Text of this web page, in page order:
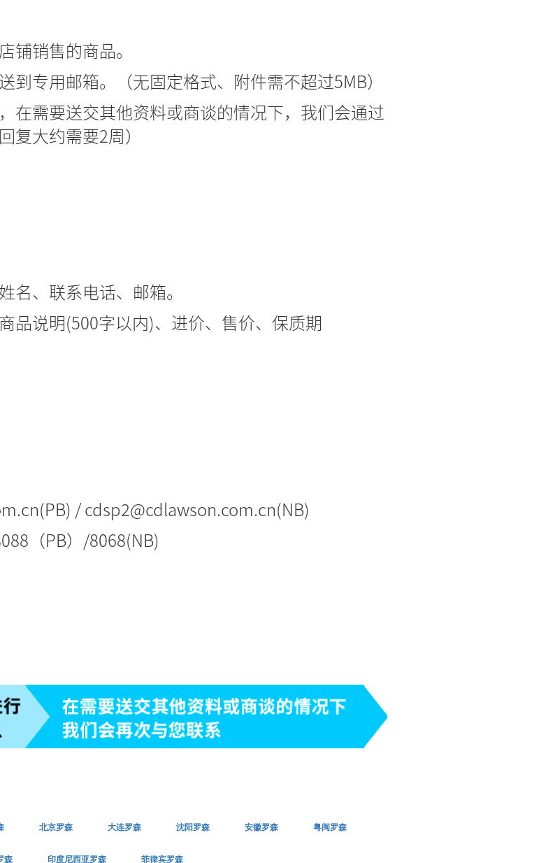
铺销售的商品。
到专用邮箱。（无固定格式、附件需不超过5MB）
在需要送交其他资料或商谈的情况下，我们会通过
复大约需要2周）
名、联系电话、邮箱。
品说明(500字以内)、进价、售价、保质期
/ cdsp2@cdlawson.com.cn(NB)
（PB）/8068(NB)
北京罗森 大连罗森 沈阳罗森 安徽罗森 粤闽罗森
森 印度尼西亚罗森 菲律宾罗森